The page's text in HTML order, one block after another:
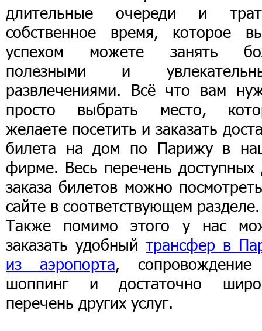
длительные очереди и
собственное время, которое
успехом можете занять
полезными и
развлечениями. Всё что вам
просто выбрать место,
желаете посетить и заказать
билета на дом по Парижу в
фирме. Весь перечень доступных
заказа билетов можно
сайте в соответствующем разделе.
Также помимо этого у нас
заказать удобный трансфер в
из аэропорта,
шоппинг и достаточно
перечень других услуг.